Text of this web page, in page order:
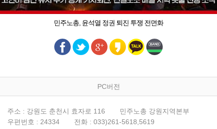
민주노총, 윤석열 정권 퇴진 투쟁 전면화
PC버전
주소 : 강원도 춘천시 효자로 116
민주노총 강원지역본부
우편번호 : 24334
전화 : 033)261-5618,5619